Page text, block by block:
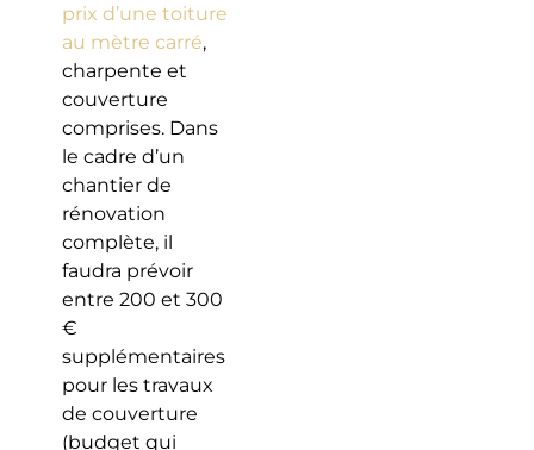
prix d’une toiture
au mètre carré,
charpente et
couverture
comprises. Dans
le cadre d’un
chantier de
rénovation
complète, il
faudra prévoir
entre 200 et 300
€
supplémentaires
pour les travaux
de couverture
(budget qui